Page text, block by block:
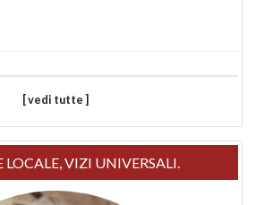
[ vedi tutte ]
VIZI UNIVERSALI.